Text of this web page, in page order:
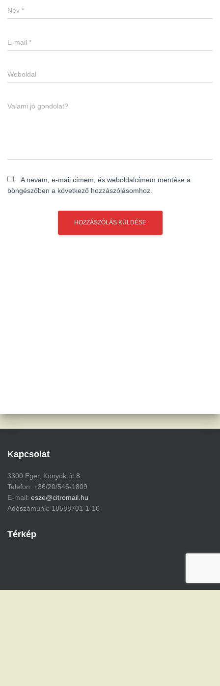
Név *
E-mail *
Weboldal
Valami jó gondolat?
A nevem, e-mail címem, és weboldalcímem mentése a
böngészőben a következő hozzászólásomhoz.
Kapcsolat
3300 Eger, Könyök út 8.
Telefon: +36/20/546-1809
E-mail: esze@citromail.hu
Adószámunk: 18588701-1-10
Térkép